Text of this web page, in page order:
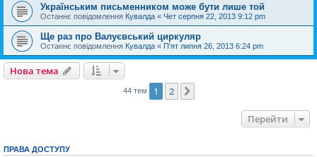
Українським письменником може бути лише той
Останнє повідомлення Кувалда « Чет серпня 22, 2013 9:12 pm
Ще раз про Валуєвський циркуляр
Останнє повідомлення Кувалда « П'ят липня 26, 2013 6:24 pm
Нова тема
44 тем 1 2
Перейти
ПРАВА ДОСТУПУ